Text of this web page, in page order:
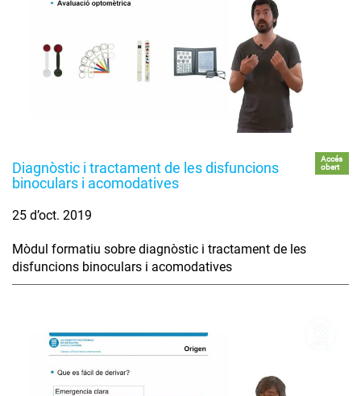
Diagnòstic i tractament de les disfuncions
binoculars i acomodatives
Accés
obert
25 d’oct. 2019
Mòdul formatiu sobre diagnòstic i tractament de les
disfuncions binoculars i acomodatives